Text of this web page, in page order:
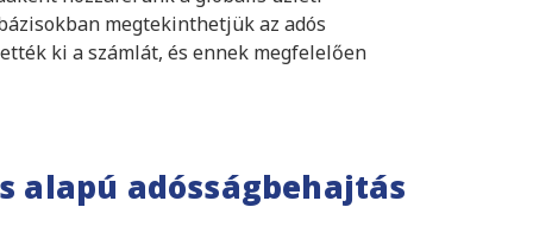
megtekinthetjük az adós
ki a számlát, és ennek megfelelően
alapú adósságbehajtás